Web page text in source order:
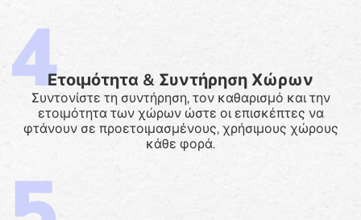
Ετοιμότητα & Συντήρηση Χώρων
Συντονίστε τη συντήρηση, τον καθαρισμό και την
ετοιμότητα των χώρων ώστε οι επισκέπτες να
φτάνουν σε προετοιμασμένους, χρήσιμους χώρους
κάθε φορά.